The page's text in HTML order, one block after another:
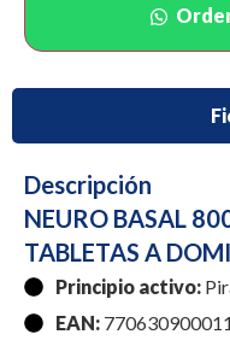
Descripción
NEURO BASAL
TABLETAS A
Principio activo:
EAN: